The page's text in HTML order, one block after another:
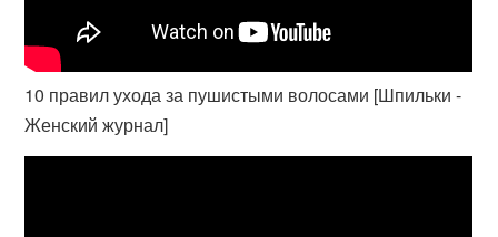
10 правил ухода за пушистыми волосами [Шпильки -
Женский журнал]